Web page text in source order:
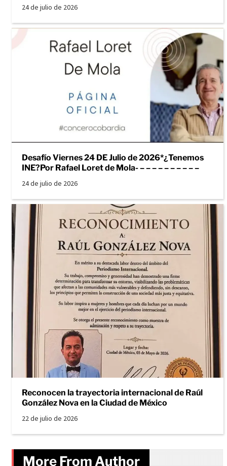
24 de julio de 2026
Desafío Viernes 24 DE Julio de 2026*¿Tenemos
INE?Por Rafael Loret de Mola- – – – – – – – – – –
24 de julio de 2026
Reconocen la trayectoria internacional de Raúl
González Nova en la Ciudad de México
22 de julio de 2026
More From Author